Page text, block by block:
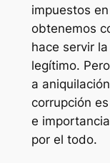
impuestos
obtenemos
hace servir
legítimo.
a
corrupción
e
por el todo.